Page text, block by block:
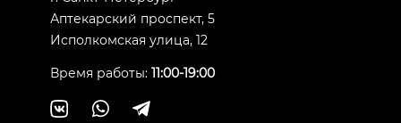
Аптекарский проспект, 5
Исполкомская улица, 12
Время работы: 11:00-19:00